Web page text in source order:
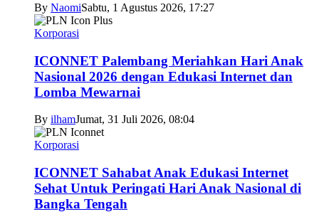
By NaomiSabtu, 1 Agustus 2026, 17:27
Korporasi
ICONNET Palembang Meriahkan Hari Anak
Nasional 2026 dengan Edukasi Internet dan
Lomba Mewarnai
By ilhamJumat, 31 Juli 2026, 08:04
Korporasi
ICONNET Sahabat Anak Edukasi Internet
Sehat Untuk Peringati Hari Anak Nasional di
Bangka Tengah